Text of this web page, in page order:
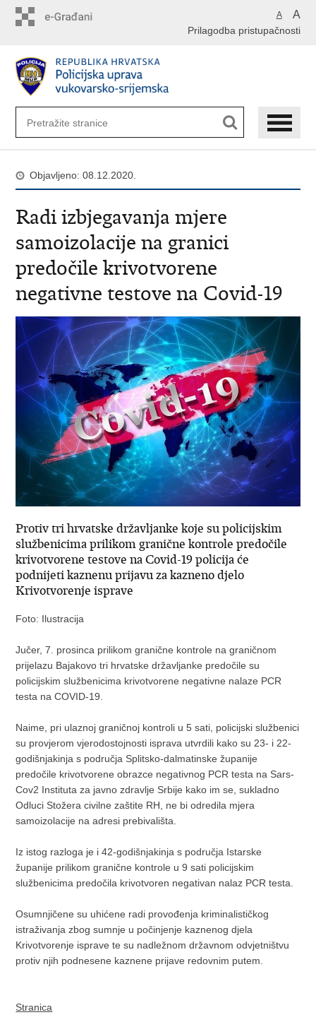
A A
Prilagodba pristupačnosti
Objavljeno: 08.12.2020.
Radi izbjegavanja mjere
samoizolacije na granici
predočile krivotvorene
negativne testove na Covid-19
Protiv tri hrvatske državljanke koje su policijskim
službenicima prilikom granične kontrole predočile
krivotvorene testove na Covid-19 policija će
podnijeti kaznenu prijavu za kazneno djelo
Krivotvorenje isprave
Foto: Ilustracija
Jučer, 7. prosinca prilikom granične kontrole na graničnom
prijelazu Bajakovo tri hrvatske državljanke predočile su
policijskim službenicima krivotvorene negativne nalaze PCR
testa na COVID-19.
Naime, pri ulaznoj graničnoj kontroli u 5 sati, policijski službenici
su provjerom vjerodostojnosti isprava utvrdili kako su 23- i 22-
godišnjakinja s područja Splitsko-dalmatinske županije
predočile krivotvorene obrazce negativnog PCR testa na Sars-
Cov2 Instituta za javno zdravlje Srbije kako im se, sukladno
Odluci Stožera civilne zaštite RH, ne bi odredila mjera
samoizolacije na adresi prebivališta.
Iz istog razloga je i 42-godišnjakinja s područja Istarske
županije prilikom granične kontrole u 9 sati policijskim
službenicima predočila krivotvoren negativan nalaz PCR testa.
Osumnjičene su uhićene radi provođenja kriminalističkog
istraživanja zbog sumnje u počinjenje kaznenog djela
Krivotvorenje isprave te su nadležnom državnom odvjetništvu
protiv njih podnesene kaznene prijave redovnim putem.
Stranica